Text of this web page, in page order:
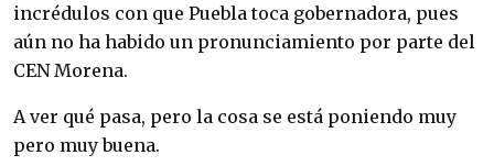
incrédulos con que Puebla toca gobernadora, pues
aún no ha habido un pronunciamiento por parte del
CEN Morena.
A ver qué pasa, pero la cosa se está poniendo muy
pero muy buena.